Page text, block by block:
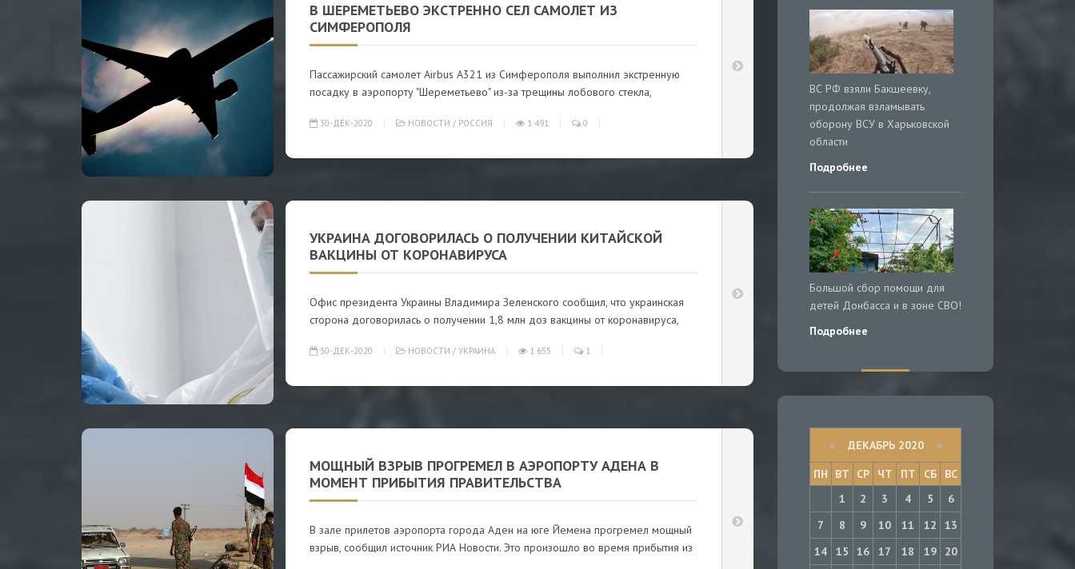
В ШЕРЕМЕТЬЕВО ЭКСТРЕННО СЕЛ САМОЛЕТ ИЗ
СИМФЕРОПОЛЯ
Пассажирский самолет Airbus А321 из Симферополя выполнил экстренную
посадку в аэропорту "Шереметьево" из-за трещины лобового стекла,
30-ДЕК-2020 НОВОСТИ / РОССИЯ 1 491 0
УКРАИНА ДОГОВОРИЛАСЬ О ПОЛУЧЕНИИ КИТАЙСКОЙ
ВАКЦИНЫ ОТ КОРОНАВИРУСА
Офис президента Украины Владимира Зеленского сообщил, что украинская
сторона договорилась о получении 1,8 млн доз вакцины от коронавируса,
30-ДЕК-2020 НОВОСТИ / УКРАИНА 1 655 1
МОЩНЫЙ ВЗРЫВ ПРОГРЕМЕЛ В АЭРОПОРТУ АДЕНА В
МОМЕНТ ПРИБЫТИЯ ПРАВИТЕЛЬСТВА
В зале прилетов аэропорта города Аден на юге Йемена прогремел мощный
взрыв, сообщил источник РИА Новости. Это произошло во время прибытия из
ВС РФ взяли Бакшеевку,
продолжая взламывать
оборону ВСУ в Харьковской
области
Подробнее
Большой сбор помощи для
детей Донбасса и в зоне СВО!
Подробнее
« ДЕКАБРЬ 2020 »
ПН
ВТ СР ЧТ ПТ СБ
ВС
1
2 3 4 5
6
7
8 9 10 11 12
13
14
15 16 17 18 19
20